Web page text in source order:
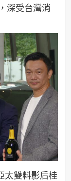
深受台灣消
太雙料影后桂